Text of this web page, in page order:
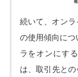
続いて、オン
の使用傾向につ
ラをオンにす
は、取引先と